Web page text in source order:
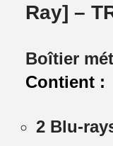
Ray] –
Boîtier
Contient :
2 Blu-